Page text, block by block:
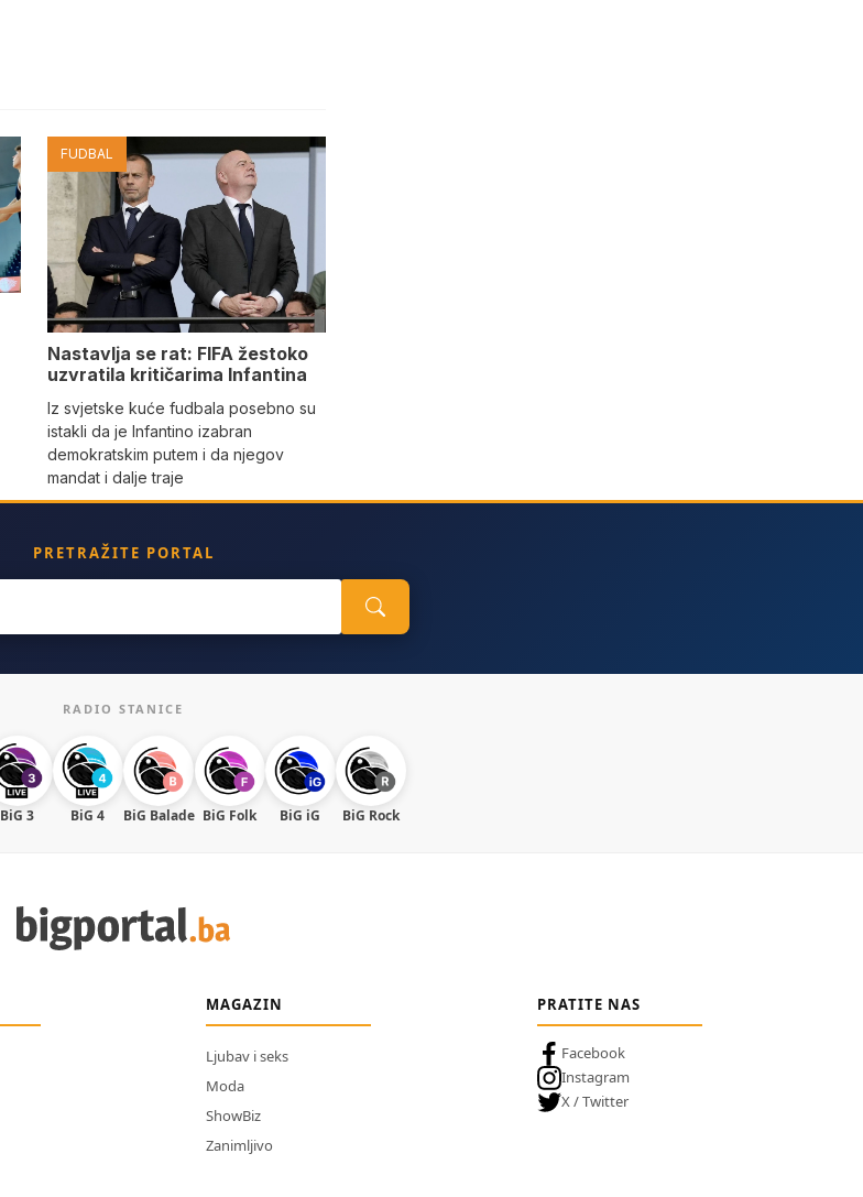
FUDBAL
Nastavlja se rat: FIFA žestoko
uzvratila kritičarima Infantina
Iz svjetske kuće fudbala posebno su
istakli da je Infantino izabran
demokratskim putem i da njegov
mandat i dalje traje
PRETRAŽITE PORTAL
RADIO STANICE
BiG 3 BiG 4 BiG Balade BiG Folk BiG iG BiG Rock
MAGAZIN
Ljubav i seks
Moda
ShowBiz
Zanimljivo
PRATITE NAS
Facebook
Instagram
X / Twitter